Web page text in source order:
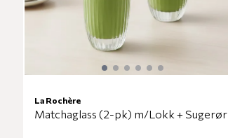
La Rochère
Matchaglass (2-pk) m/Lokk + Sugerør